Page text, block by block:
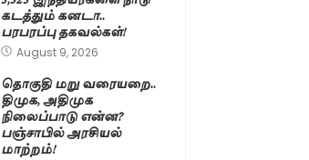
கடத்தும் கனடா..
பரபரப்பு தகவல்கள்!
August 9, 2026
தொகுதி மறு வரையறை..
திமுக, அதிமுக
நிலைப்பாடு என்ன?
பஞ்சாபில் அரசியல்
மாற்றம்!